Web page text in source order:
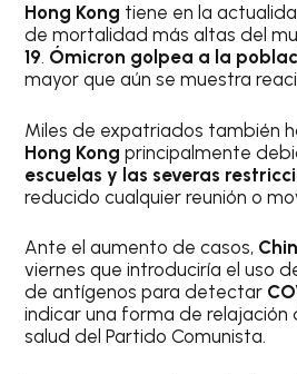
Hong Kong tiene en la
de mortalidad más altas del
19. Ómicron golpea a la
mayor que aún se muestra
Miles de expatriados también
Hong Kong principalmente
escuelas y las severas
reducido cualquier reunión o
Ante el aumento de casos,
viernes que introduciría el uso
de antígenos para detectar
indicar una forma de relajación
salud del Partido Comunista.